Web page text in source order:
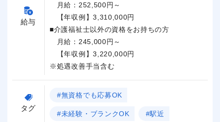
給与
月給：252,500円～
【年収例】3,310,000円
■介護福祉士以外の資格をお持ちの方
月給：245,000円～
【年収例】3,220,000円
※処遇改善手当含む
タグ
#無資格でも応募OK
#未経験・ブランクOK #駅近